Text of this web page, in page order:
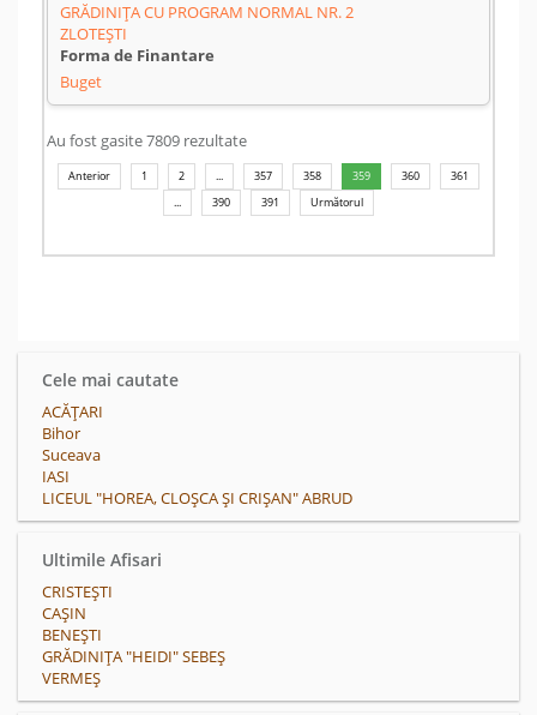
GRĂDINIȚA CU PROGRAM NORMAL NR. 2
ZLOTEȘTI
Buget
Au fost gasite 7809 rezultate
Anterior 1 2 ... 357 358 359 360
361
...
390 391 Următorul
Cele mai cautate
ACĂŢARI
Bihor
Suceava
IASI
LICEUL "HOREA, CLOȘCA ȘI CRIȘAN" ABRUD
Ultimile Afisari
CRISTEŞTI
CAŞIN
BENEŞTI
GRĂDINIȚA "HEIDI" SEBEȘ
VERMEŞ